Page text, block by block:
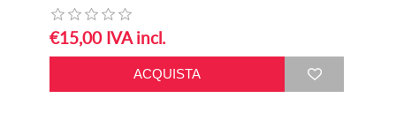
€15,00 IVA incl.